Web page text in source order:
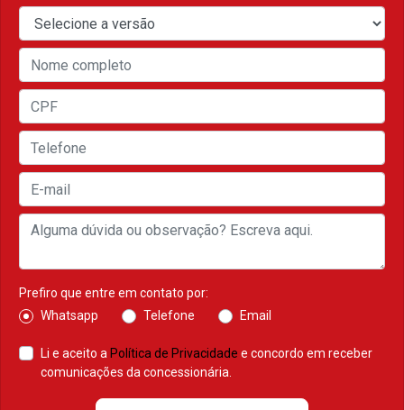
Prefiro que entre em contato por:
Whatsapp
Telefone Email
Li e aceito a Política de Privacidade e concordo em receber
comunicações da concessionária.